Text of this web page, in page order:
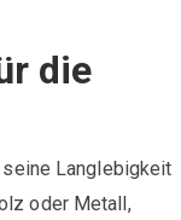
die
Langlebigkeit
oder Metall,